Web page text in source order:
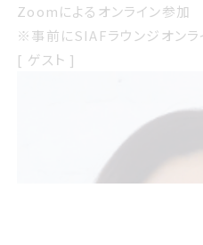
Zoomによるオンライン参加
※事前にSIAFラウンジオンラ
[ ゲスト ]